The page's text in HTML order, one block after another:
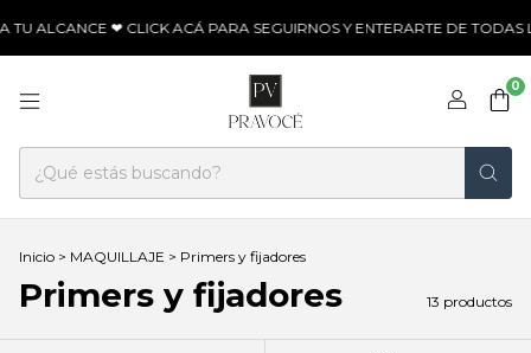
ALCANCE ❤ CLICK ACÁ PARA SEGUIRNOS Y ENTERARTE DE TODAS
0
Inicio > MAQUILLAJE > Primers y fijadores
Primers y fijadores 13 productos